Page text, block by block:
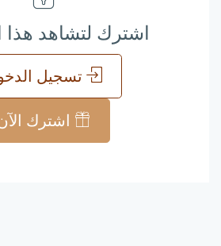
اشترك لتشاهد هذا
تسجيل
اشترك